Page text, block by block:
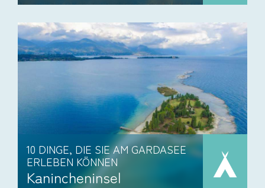
10 DINGE, DIE SIE AM GARDASEE
ERLEBEN KÖNNEN
Kanincheninsel